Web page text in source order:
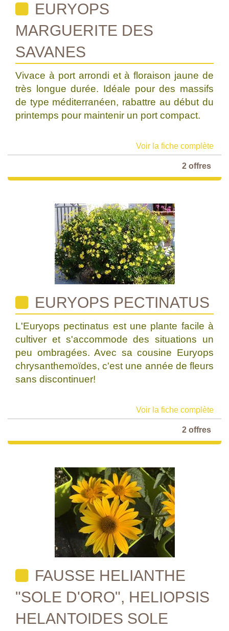
EURYOPS
MARGUERITE DES
SAVANES
Vivace à port arrondi et à floraison jaune de
très longue durée. Idéale pour des massifs
de type méditerranéen, rabattre au début du
printemps pour maintenir un port compact.
Voir la fiche complète
2 offres
EURYOPS PECTINATUS
L'Euryops pectinatus est une plante facile à
cultiver et s'accommode des situations un
peu ombragées. Avec sa cousine Euryops
chrysanthemoïdes, c'est une année de fleurs
sans discontinuer!
Voir la fiche complète
2 offres
FAUSSE HELIANTHE
"SOLE D'ORO", HELIOPSIS
HELANTOIDES SOLE